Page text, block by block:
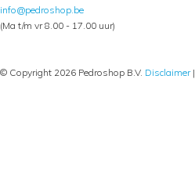
info@pedroshop.be
(Ma t/m vr 8.00 - 17.00 uur)
© Copyright 2026 Pedroshop B.V. Disclaimer|